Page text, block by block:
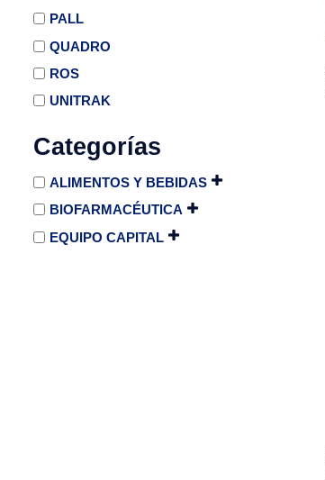
PALL
QUADRO
ROS
UNITRAK
Categorías
ALIMENTOS Y BEBIDAS
BIOFARMACÉUTICA
EQUIPO CAPITAL